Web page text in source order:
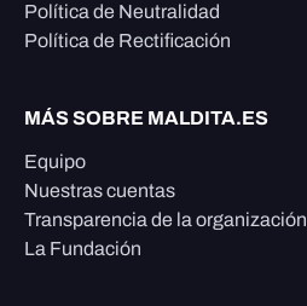
Política de Neutralidad
Política de Rectificación
MÁS SOBRE MALDITA.ES
Equipo
Nuestras cuentas
Transparencia de la organización
La Fundación